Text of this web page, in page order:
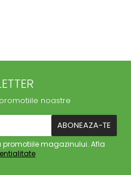
noastre
promotiile magazinului. Afla